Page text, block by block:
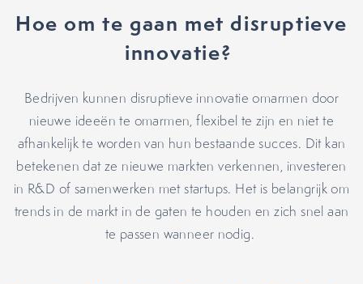
Hoe om te gaan met disruptieve
innovatie?
Bedrijven kunnen disruptieve innovatie omarmen door
nieuwe ideeën te omarmen, flexibel te zijn en niet te
afhankelijk te worden van hun bestaande succes. Dit kan
betekenen dat ze nieuwe markten verkennen, investeren
in R&D of samenwerken met startups. Het is belangrijk om
trends in de markt in de gaten te houden en zich snel aan
te passen wanneer nodig.